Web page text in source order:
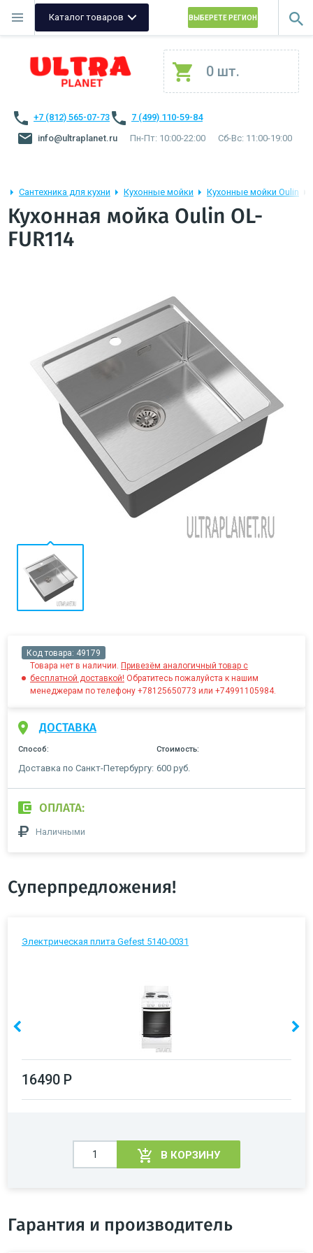
Каталог товаров ВЫБЕРЕТЕ РЕГИОН
0 шт.
+7 (812) 565-07-73
7 (499) 110-59-84
info@ultraplanet.ru
Пн-Пт: 10:00-22:00 Сб-Вс: 11:00-19:00
Сантехника для кухни Кухонные мойки Кухонные мойки Oulin
Кухонная мойка Oulin OL-
FUR114
Код товара: 49179
Товара нет в наличии. Привезём аналогичный товар с
бесплатной доставкой! Обратитесь пожалуйста к нашим
менеджерам по телефону +78125650773 или +74991105984.
ДОСТАВКА
Способ: Стоимость:
Доставка по Санкт-Петербургу: 600 руб.
ОПЛАТА:
Наличными
Суперпредложения!
Электрическая плита Gefest 5140-0031
16490 Р
В КОРЗИНУ
Гарантия и производитель